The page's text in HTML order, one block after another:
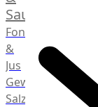
Saucen
Fonds
&
Jus
Gewürze
Salz